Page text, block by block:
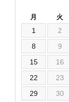
月 火
1 2
8
9
15
16
22
23
29
30